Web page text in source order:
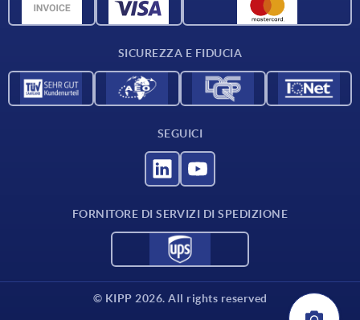
Dati CAD
SICUREZZA E FIDUCIA
SEGUICI
FORNITORE DI SERVIZI DI SPEDIZIONE
© KIPP 2026. All rights reserved